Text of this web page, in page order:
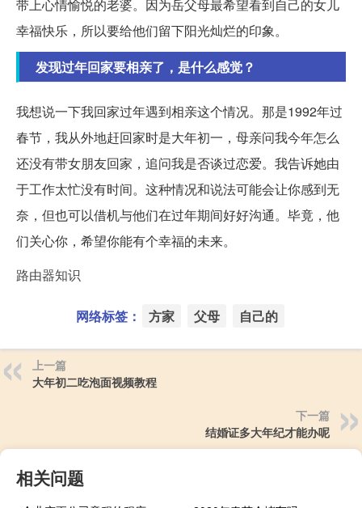
带上心情愉悦的老婆。因为岳父母最希望看到自己的女儿
幸福快乐，所以要给他们留下阳光灿烂的印象。
发现过年回家要相亲了，是什么感觉？
我想说一下我回家过年遇到相亲这个情况。那是1992年过
春节，我从外地赶回家时是大年初一，母亲问我今年怎么
还没有带女朋友回家，追问我是否谈过恋爱。我告诉她由
于工作太忙没有时间。这种情况和说法可能会让你感到无
奈，但也可以借机与他们在过年期间好好沟通。毕竟，他
们关心你，希望你能有个幸福的未来。
路由器知识
网络标签： 方家 父母 自己的
上一篇
大年初二吃泡面视频教程
下一篇
结婚证多大年纪才能办呢
相关问题